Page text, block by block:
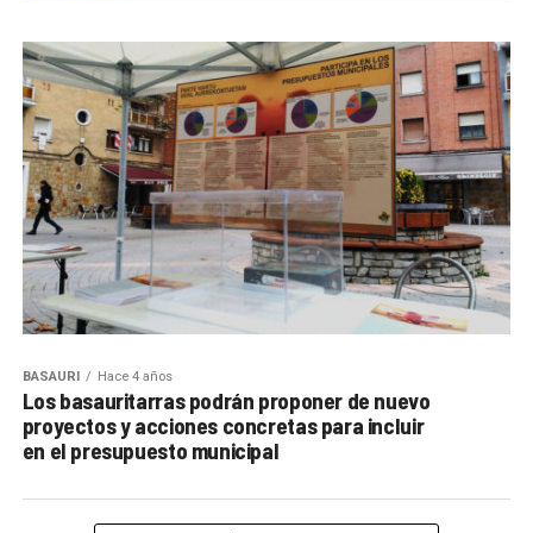
BASAURI Hace 4 años
Los basauritarras podrán proponer de nuevo
proyectos y acciones concretas para incluir
en el presupuesto municipal